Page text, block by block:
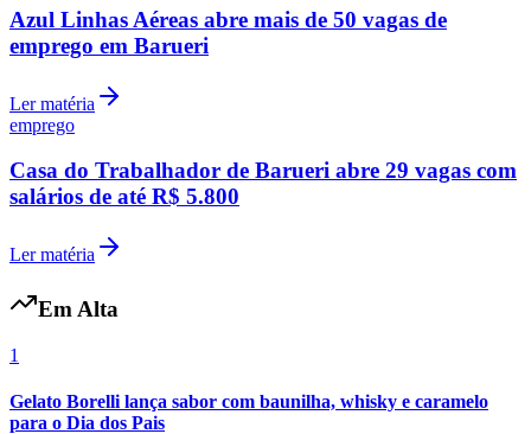
Fluminense
Azul Linhas Aéreas abre mais de 50 vagas de
emprego em Barueri
Ler matéria
emprego
Casa do Trabalhador de Barueri abre 29 vagas com
salários de até R$ 5.800
Ler matéria
Em Alta
1
Gelato Borelli lança sabor com baunilha, whisky e caramelo
para o Dia dos Pais